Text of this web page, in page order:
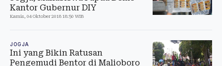
Kantor Gubernur DIY
Kamis, 04 Oktober 2018 18:50 WIB
JOGJA
Ini yang Bikin Ratusan
Pengemudi Bentor di Malioboro